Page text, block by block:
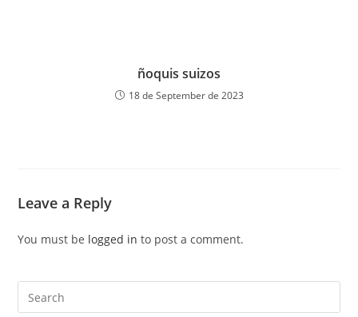
ñoquis suizos
18 de September de 2023
Leave a Reply
You must be logged in to post a comment.